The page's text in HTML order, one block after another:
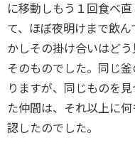
に移動しもう１回食べ
て、ほぼ夜明けまで飲
かしその掛け合いはど
そのものでした。同じ
りますが、同じものを
た仲間は、それ以上に
認したのでした。